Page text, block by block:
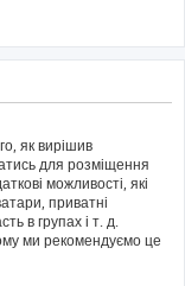
як вирішив
для розміщення
можливості, які
приватні
в групах і т. д.
ми рекомендуємо це